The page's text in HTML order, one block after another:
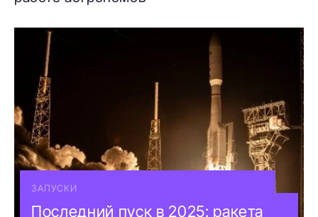
ЗАПУСКИ
Последний пуск в 2025: ракета